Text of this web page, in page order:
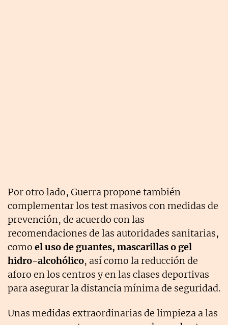
Por otro lado, Guerra propone también
complementar los test masivos con medidas de
prevención, de acuerdo con las
recomendaciones de las autoridades sanitarias,
como el uso de guantes, mascarillas o gel
hidro-alcohólico, así como la reducción de
aforo en los centros y en las clases deportivas
para asegurar la distancia mínima de seguridad.
Unas medidas extraordinarias de limpieza a las